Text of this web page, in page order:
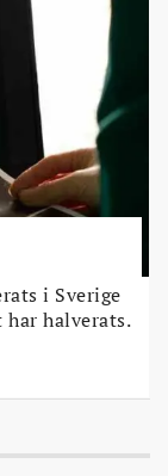
i Sverige
halverats.